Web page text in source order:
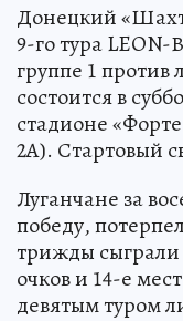
Донецкий
9-го тура
группе 1 против
состоится в
стадионе
2А). Стартовый
Луганчане за
победу,
трижды сыграли
очков и 14-е
девятым туром